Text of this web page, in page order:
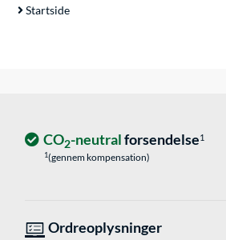
Startside
CO2-neutralforsendelse1
1(gennem kompensation)
Ordreoplysninger